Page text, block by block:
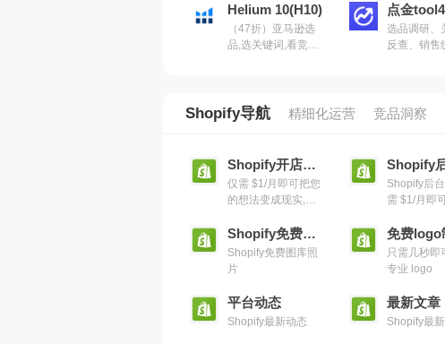
外选品、独立站卖
家全方位运营的最
佳选择
品清单，并
的选品团队
所展示的大
Helium 10(H10)
（47折）亚马逊选
品,选关键词,看竞品
尔玛）
点金
选品调研、
反查、销售
营管理服务
Shopify导航 精细化运营 竞品洞察
Shopify开店$1/月
仅需 $1/月即可把您
的想法变成现实,注
并享受 Shopify 精
选套餐限时特惠，
前 2 个月每月仅需
Shopify后
需 $1/月即
Shopify免费图库
Shopify免费图库照
片
免费logo
只需几秒即
专业 logo
平台动态
Shopify最新动态
最新文章
Shopify最